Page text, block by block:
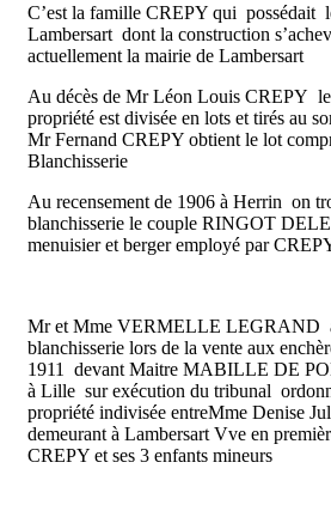
C’est la famille CREPY qui possédait
Lambersart dont la construction
actuellement la mairie de Lambersart
Au décès de Mr Léon Louis CREPY
propriété est divisée en lots et tirés au
Mr Fernand CREPY obtient le lot
Blanchisserie
Au recensement de 1906 à Herrin on
blanchisserie le couple RINGOT
menuisier et berger employé par
Mr et Mme VERMELLE LEGRAND
blanchisserie lors de la vente aux
1911 devant Maitre MABILLE DE
à Lille sur exécution du tribunal
propriété indivisée entreMme Denise
demeurant à Lambersart Vve en
CREPY et ses 3 enfants mineurs